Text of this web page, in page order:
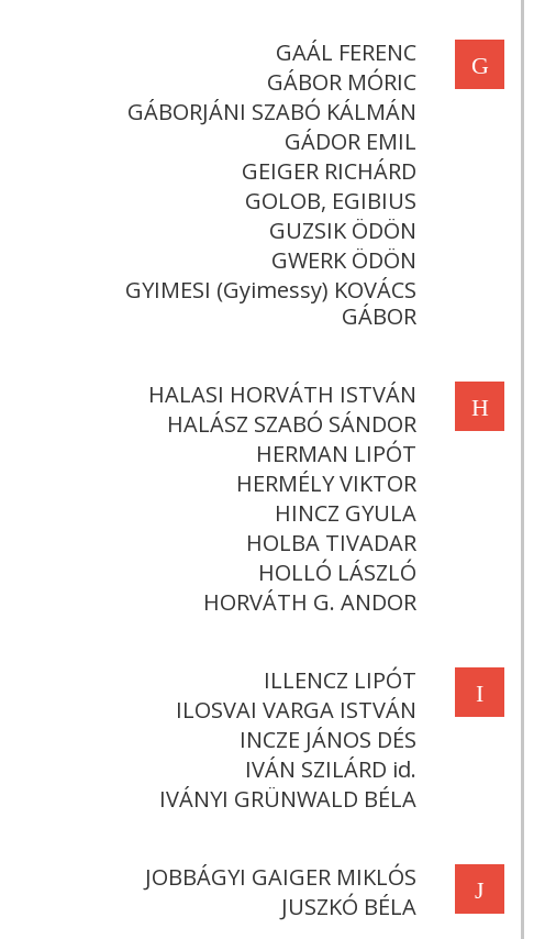
G
GAÁL FERENC
GÁBOR MÓRIC
GÁBORJÁNI SZABÓ KÁLMÁN
GÁDOR EMIL
GEIGER RICHÁRD
GOLOB, EGIBIUS
GUZSIK ÖDÖN
GWERK ÖDÖN
GYIMESI (Gyimessy) KOVÁCS
GÁBOR
H
HALASI HORVÁTH ISTVÁN
HALÁSZ SZABÓ SÁNDOR
HERMAN LIPÓT
HERMÉLY VIKTOR
HINCZ GYULA
HOLBA TIVADAR
HOLLÓ LÁSZLÓ
HORVÁTH G. ANDOR
I
ILLENCZ LIPÓT
ILOSVAI VARGA ISTVÁN
INCZE JÁNOS DÉS
IVÁN SZILÁRD id.
IVÁNYI GRÜNWALD BÉLA
J
JOBBÁGYI GAIGER MIKLÓS
JUSZKÓ BÉLA